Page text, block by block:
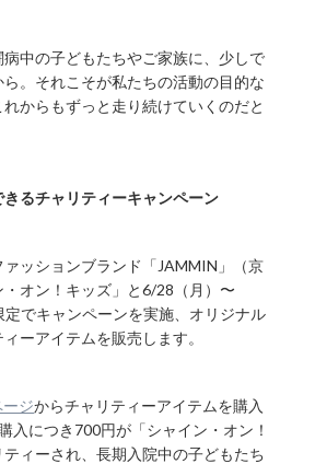
病中の子どもたちやご家族に、少しで
。それこそが私たちの活動の目的な
からもずっと走り続けていくのだと
るチャリティーキャンペーン
ッションブランド「JAMMIN」（京
オン！キッズ」と6/28（月）〜
でキャンペーンを実施、オリジナル
ーアイテムを販売します。
ージからチャリティーアイテムを購入
入につき700円が「シャイン・オン！
ィーされ、長期入院中の子どもたち